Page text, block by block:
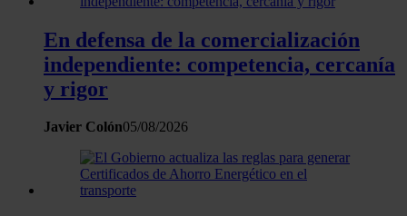
En defensa de la comercialización
independiente: competencia, cercanía
y rigor
Javier Colón05/08/2026